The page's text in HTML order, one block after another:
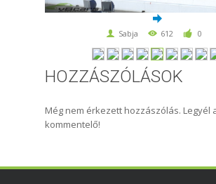
Sabja 612 0
HOZZÁSZÓLÁSOK
Még nem érkezett hozzászólás. Legyél
kommentelő!